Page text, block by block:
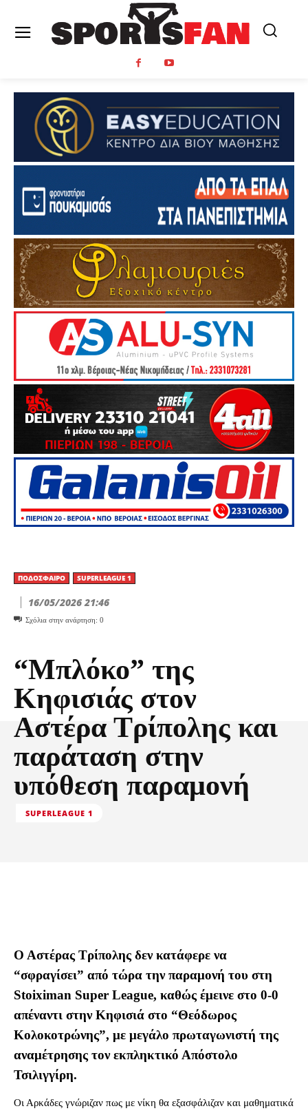
ΠΟΔΌΣΦΑΙΡΟ SUPERLEAGUE 1
16/05/2026 21:46
Σχόλια στην ανάρτηση: 0
“Μπλόκο” της
Κηφισιάς στον
Αστέρα Τρίπολης και
παράταση στην
υπόθεση παραμονή
SUPERLEAGUE 1
Ο Αστέρας Τρίπολης δεν κατάφερε να
“σφραγίσει” από τώρα την παραμονή του στη
Stoiximan Super League, καθώς έμεινε στο 0-0
απέναντι στην Κηφισιά στο “Θεόδωρος
Κολοκοτρώνης”, με μεγάλο πρωταγωνιστή της
αναμέτρησης τον εκπληκτικό Απόστολο
Τσιλιγγίρη.
Οι Αρκάδες γνώριζαν πως με νίκη θα εξασφάλιζαν και μαθηματικά